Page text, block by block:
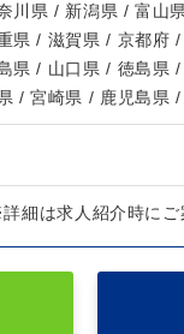
川県 / 新潟県 / 富山
県 / 滋賀県 / 京都府
県 / 山口県 / 徳島県
/ 宮崎県 / 鹿児島県 /
細は求人紹介時にご